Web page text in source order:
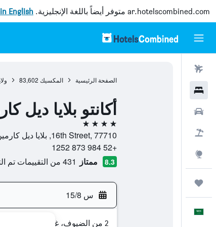
ar.hotelscombined.com متوفر أيضاً باللغة الإنجليزية. English
الصفحة الرئيسية المكسيك 83,602
أكانتو بلايا ديل
4 نجوم
16th Street, 77710, بلايا ديل كارمين, ولاية كينتانا رو, المكسيك
+52 984 873 1252
8.3 ممتاز 431 من التقييمات تم التحقق منها
س 15/8
2 من الضيوف، غرفة واحدة